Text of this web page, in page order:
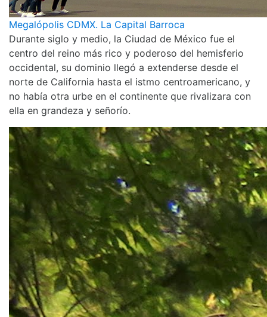
Megalópolis CDMX. La Capital Barroca
Durante siglo y medio, la Ciudad de México fue el
centro del reino más rico y poderoso del hemisferio
occidental, su dominio llegó a extenderse desde el
norte de California hasta el istmo centroamericano, y
no había otra urbe en el continente que rivalizara con
ella en grandeza y señorío.